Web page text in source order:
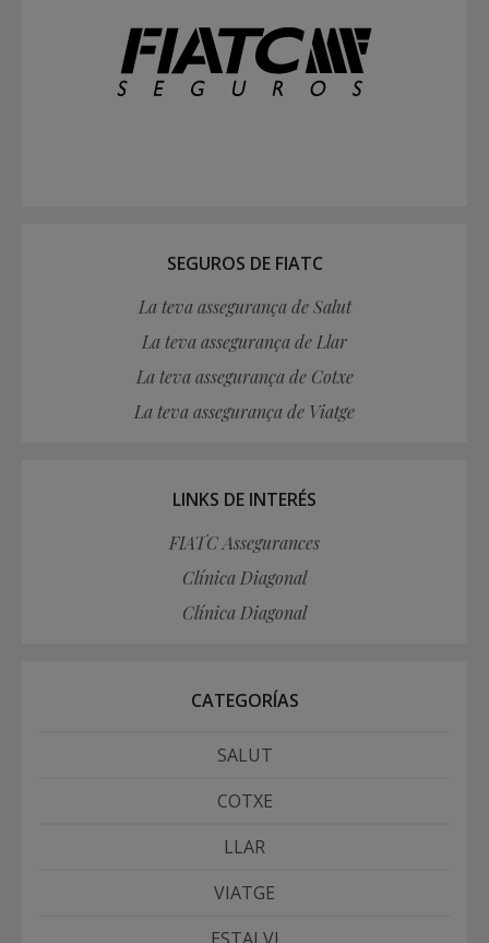
SEGUROS DE FIATC
La teva assegurança de Salut
La teva assegurança de Llar
La teva assegurança de Cotxe
La teva assegurança de Viatge
LINKS DE INTERÉS
FIATC Assegurances
Clínica Diagonal
Clínica Diagonal
CATEGORÍAS
SALUT
COTXE
LLAR
VIATGE